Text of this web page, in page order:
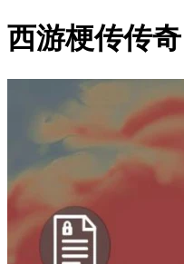
西游梗传传奇